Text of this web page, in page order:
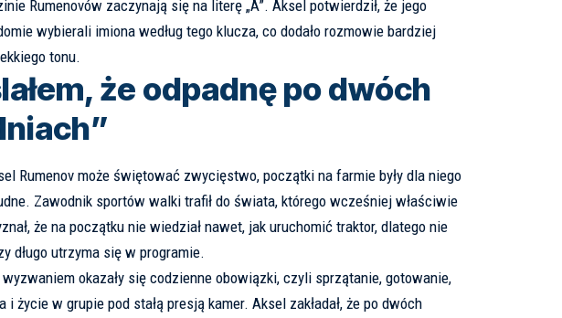
Rumenovów zaczynają się na literę „A”. Aksel potwierdził, że jego
wybierali imiona według tego klucza, co dodało rozmowie bardziej
tonu.
że odpadnę po dwóch
Rumenov może świętować zwycięstwo, początki na farmie były dla niego
Zawodnik sportów walki trafił do świata, którego wcześniej właściwie
że na początku nie wiedział nawet, jak uruchomić traktor, dlatego nie
długo utrzyma się w programie.
okazały się codzienne obowiązki, czyli sprzątanie, gotowanie,
i życie w grupie pod stałą presją kamer. Aksel zakładał, że po dwóch